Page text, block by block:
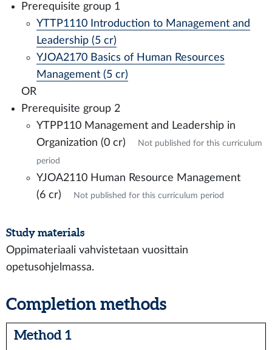
Prerequisite group 1
YTTP1110 Introduction to Management and
Leadership (5 cr)
YJOA2170 Basics of Human Resources
Management (5 cr)
OR
Prerequisite group 2
YTPP110 Management and Leadership in
Organization (0 cr)
Not published for this curriculum
period
YJOA2110 Human Resource Management
(6 cr)
Not published for this curriculum period
Study materials
Oppimateriaali vahvistetaan vuosittain
opetusohjelmassa.
Completion methods
Method 1